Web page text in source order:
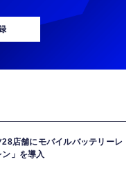
店舗にモバイルバッテリーレ
」を導入